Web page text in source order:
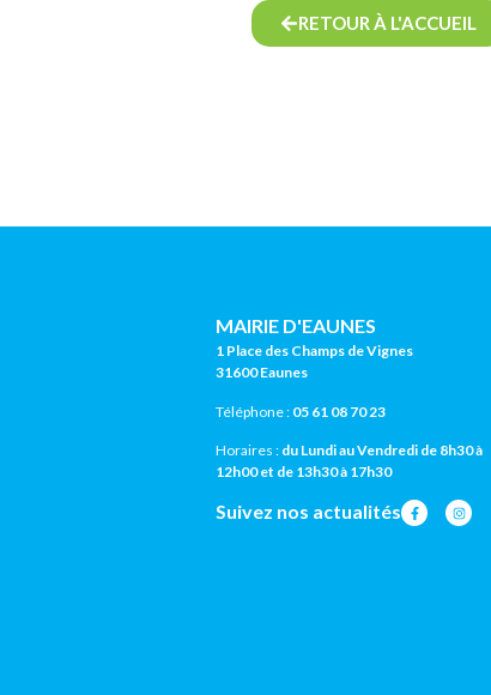
RETOUR À L'ACCUEIL
MAIRIE D'EAUNES
1 Place des Champs de Vignes
31600 Eaunes
Téléphone : 05 61 08 70 23
Horaires : du Lundi au Vendredi de 8h30 à
12h00 et de 13h30 à 17h30
Suivez nos actualités